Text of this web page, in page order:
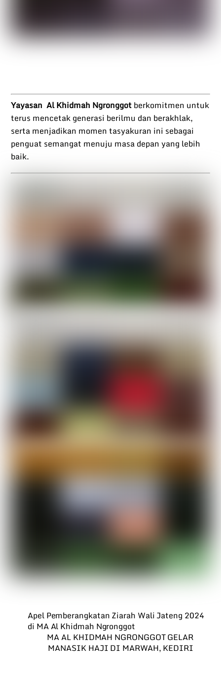
Yayasan Al Khidmah Ngronggotberkomitmen untuk
terus mencetak generasi berilmu dan berakhlak,
serta menjadikan momen tasyakuran ini sebagai
penguat semangat menuju masa depan yang lebih
baik.
Apel Pemberangkatan Ziarah Wali Jateng 2024
di MA Al Khidmah Ngronggot
MA AL KHIDMAH NGRONGGOT GELAR
MANASIK HAJI DI MARWAH, KEDIRI